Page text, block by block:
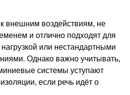
внешним воздействиям, не
и отлично подходят для
или нестандартными
Однако важно учитывать,
системы уступают
если речь идёт о